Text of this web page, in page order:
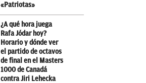
«Patriotas»
¿A qué hora juega
Rafa Jódar hoy?
Horario y dónde ver
el partido de octavos
de final en el Masters
1000 de Canadá
contra Jiri Lehecka